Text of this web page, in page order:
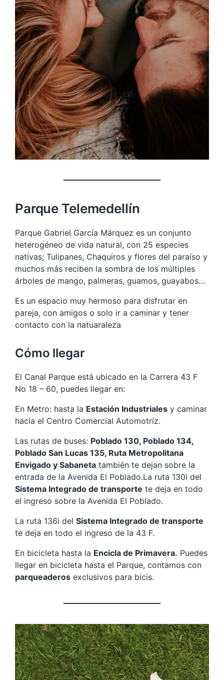
Parque Telemedellín
Parque Gabriel García Márquez es un conjunto
heterogéneo de vida natural, con 25 especies
nativas; Tulipanes, Chaquiros y flores del paraíso y
muchos más reciben la sombra de los múltiples
árboles de mango, palmeras, guamos, guayabos…
Es un espacio muy hermoso para disfrutar en
pareja, con amigos o solo ir a caminar y tener
contacto con la natuaraleza
Cómo llegar
El Canal Parque está ubicado en la Carrera 43 F
No 18 – 60, puedes llegar en:
En Metro: hasta la Estación Industriales y caminar
hacia el Centro Comercial Automotriz.
Las rutas de buses: Poblado 130, Poblado 134,
Poblado San Lucas 135, Ruta Metropolitana
Envigado y Sabaneta también te dejan sobre la
entrada de la Avenida El Poblado.La ruta 130i del
Sistema Integrado de transporte te deja en todo
el ingreso sobre la Avenida El Poblado.
La ruta 136i del Sistema Integrado de transporte
te deja en todo el ingreso de la 43 F.
En bicicleta hasta la Encicla de Primavera. Puedes
llegar en bicicleta hasta el Parque, contamos con
parqueaderos exclusivos para bicis.